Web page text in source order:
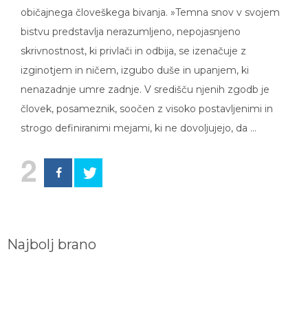
običajnega človeškega bivanja. »Temna snov v svojem
bistvu predstavlja nerazumljeno, nepojasnjeno
skrivnostnost, ki privlači in odbija, se izenačuje z
izginotjem in ničem, izgubo duše in upanjem, ki
nenazadnje umre zadnje. V središču njenih zgodb je
človek, posameznik, soočen z visoko postavljenimi in
strogo definiranimi mejami, ki ne dovoljujejo, da …
2
Najbolj brano